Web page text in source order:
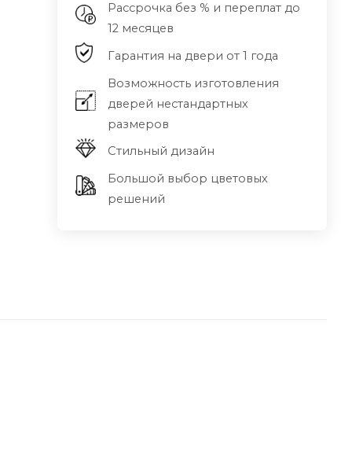
Рассрочка без % и переплат до
12 месяцев
Гарантия на двери от 1 года
Возможность изготовления
дверей нестандартных
размеров
Стильный дизайн
Большой выбор цветовых
решений